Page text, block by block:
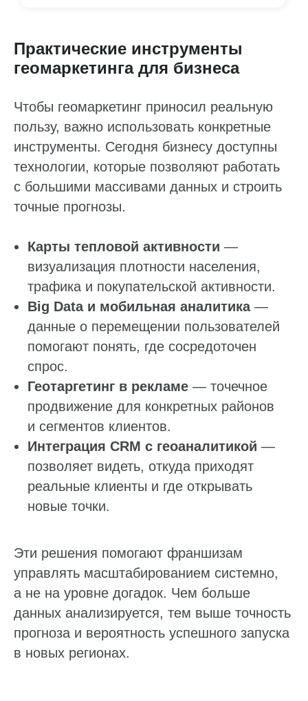
Практические инструменты
геомаркетинга для бизнеса
Чтобы геомаркетинг приносил реальную
пользу, важно использовать конкретные
инструменты. Сегодня бизнесу доступны
технологии, которые позволяют работать
с большими массивами данных и строить
точные прогнозы.
Карты тепловой активности —
визуализация плотности населения,
трафика и покупательской активности.
Big Data и мобильная аналитика—
данные о перемещении пользователей
помогают понять, где сосредоточен
спрос.
Геотаргетинг в рекламе — точечное
продвижение для конкретных районов
и сегментов клиентов.
Интеграция CRM с геоаналитикой —
позволяет видеть, откуда приходят
реальные клиенты и где открывать
новые точки.
Эти решения помогают франшизам
управлять масштабированием системно,
а не на уровне догадок. Чем больше
данных анализируется, тем выше точность
прогноза и вероятность успешного запуска
в новых регионах.